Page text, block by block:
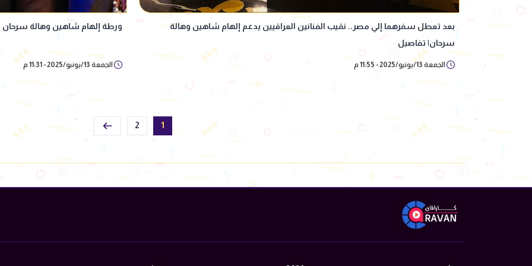
بعد تعطل سفرهما إلي مصر.. نقيب الفنانين العراقيين يدعم إلهام شاهين وهالة
سرحان| تفاصيل
الجمعة 13/يونيو/2025 - 11:55 م
ورطة إلهام شاهين وهالة سرحان
الجمعة 13/يونيو/2025 - 11:31 م
1
2